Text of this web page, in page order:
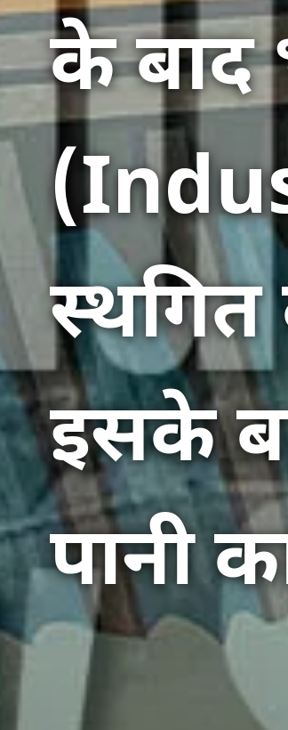
के बाद
इसके
पानी